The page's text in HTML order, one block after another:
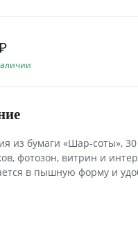
из бумаги «Шар-соты»,
фотозон, витрин и
в пышную форму и